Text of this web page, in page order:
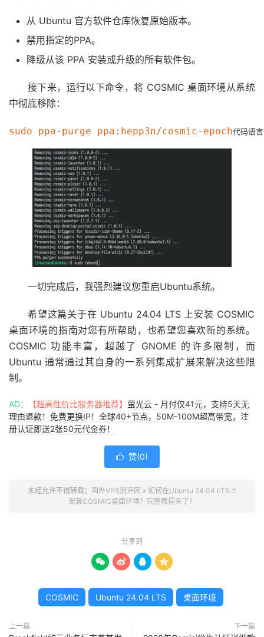
从 Ubuntu 官方软件仓库恢复原始版本。
禁用指定的PPA。
降级从该 PPA 安装或升级的所有软件包。
接下来，运行以下命令，将 COSMIC 桌面环境从系统
中彻底移除：
sudo ppa-purge ppa:hepp3n/cosmic-epoch代码语
一切完成后，我强烈建议您重启Ubuntu系统。
希望这篇关于在 Ubuntu 24.04 LTS 上安装 COSMIC
桌面环境的指南对您有所帮助，也希望您喜欢新的系统。
COSMIC 功能丰富，超越了 GNOME 的许多限制，而
Ubuntu 通常通过其自身的一系列集成扩展来解决这些限
制。
AD： 【超高性价比服务器推荐】 萤光云 - 月付仅41元，支持5天无
理由退款！免费更换IP！全球40+节点，50M-100M超高带宽，注
册认证即送2张50元代金券！
 赞(0)
未经允许不得转载； 国外VPS测评网 » 如何在Ubuntu 24.04 LTS上
安装COSMIC桌面环境？完整教程来了！
分享到
   
COSMIC Ubuntu 24.04 LTS 桌面环境
上一篇 下一篇